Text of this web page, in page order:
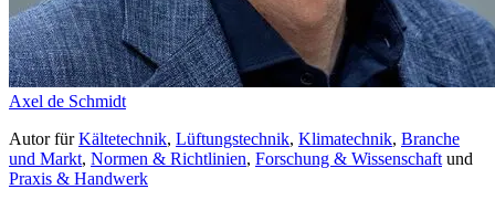
Axel de Schmidt
AutorfürKältetechnik, Lüftungstechnik, Klimatechnik, Branche
und Markt, Normen & Richtlinien, Forschung & Wissenschaft und
Praxis & Handwerk